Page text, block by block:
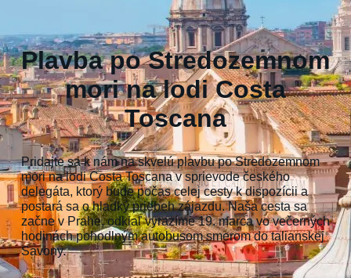
Plavba po Stredozemnom
mori na lodi Costa
Toscana
Pridajte sa k nám na skvelú plavbu po Stredozemnom
mori na lodi Costa Toscana v sprievode českého
delegáta, ktorý bude počas celej cesty k dispozícii a
postará sa o hladký priebeh zájazdu. Naša cesta sa
začne v Prahe, odkiaľ vyrazíme 19. marca vo večerných
hodinách pohodlným autobusom smerom do talianskej
Savony.